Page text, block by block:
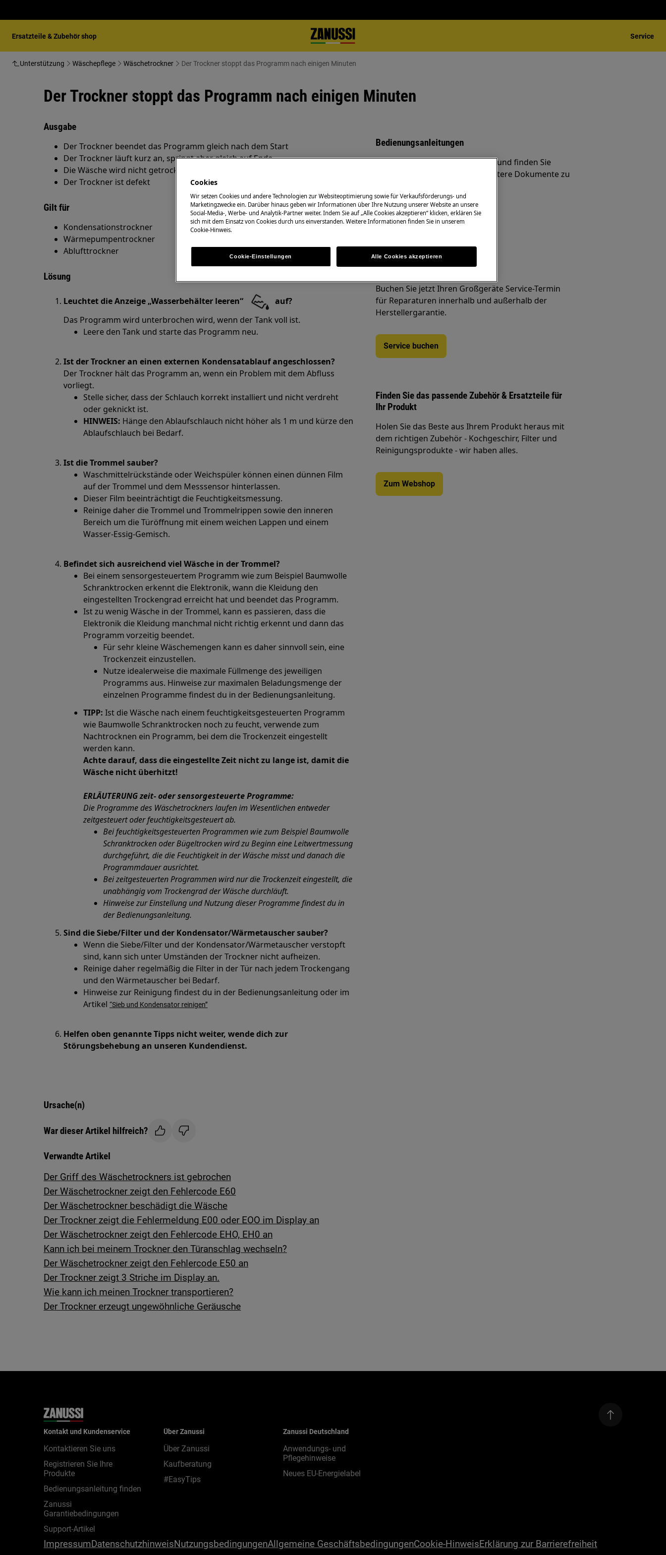
Ersatzteile & Zubehör shop Service
Unterstützung Wäschepflege Wäschetrockner Der Trockner stoppt das Programm nach einigen Minuten
Der Trockner stoppt das Programm nach einigen Minuten
Ausgabe
Der Trockner beendet das Programm gleich nach dem Start
Der Trockner läuft kurz an, springt aber gleich auf Ende
Die Wäsche wird nicht getrocknet
Der Trockner ist defekt
Gilt für
Kondensationstrockner
Wärmepumpentrockner
Ablufttrockner
Lösung
Leuchtet die Anzeige „Wasserbehälter leeren“
auf?
Das Programm wird unterbrochen wird, wenn der Tank voll ist.
Leere den Tank und starte das Programm neu.
Ist der Trockner an einen externen Kondensatablauf angeschlossen?
Der Trockner hält das Programm an, wenn ein Problem mit dem Abfluss
vorliegt.
Stelle sicher, dass der Schlauch korrekt installiert und nicht verdreht
oder geknickt ist.
HINWEIS: Hänge den Ablaufschlauch nicht höher als 1 m und kürze den
Ablaufschlauch bei Bedarf.
Ist die Trommel sauber?
Waschmittelrückstände oder Weichspüler können einen dünnen Film
auf der Trommel und dem Messsensor hinterlassen.
Dieser Film beeinträchtigt die Feuchtigkeitsmessung.
Reinige daher die Trommel und Trommelrippen sowie den inneren
Bereich um die Türöffnung mit einem weichen Lappen und einem
Wasser-Essig-Gemisch.
Befindet sich ausreichend viel Wäsche in der Trommel?
Bei einem sensorgesteuertem Programm wie zum Beispiel Baumwolle
Schranktrocken erkennt die Elektronik, wann die Kleidung den
eingestellten Trockengrad erreicht hat und beendet das Programm.
Ist zu wenig Wäsche in der Trommel, kann es passieren, dass die
Elektronik die Kleidung manchmal nicht richtig erkennt und dann das
Programm vorzeitig beendet.
Für sehr kleine Wäschemengen kann es daher sinnvoll sein, eine
Trockenzeit einzustellen.
Nutze idealerweise die maximale Füllmenge des jeweiligen
Programms aus. Hinweise zur maximalen Beladungsmenge der
einzelnen Programme findest du in der Bedienungsanleitung.
TIPP: Ist die Wäsche nach einem feuchtigkeitsgesteuerten Programm
wie Baumwolle Schranktrocken noch zu feucht, verwende zum
Nachtrocknen ein Programm, bei dem die Trockenzeit eingestellt
werden kann.
Achte darauf, dass die eingestellte Zeit nicht zu lange ist, damit die
Wäsche nicht überhitzt!
ERLÄUTERUNG zeit- oder sensorgesteuerte Programme:
Die Programme des Wäschetrockners laufen im Wesentlichen entweder
zeitgesteuert oder feuchtigkeitsgesteuert ab.
Bei feuchtigkeitsgesteuerten Programmen wie zum Beispiel Baumwolle
Schranktrocken oder Bügeltrocken wird zu Beginn eine Leitwertmessung
durchgeführt, die die Feuchtigkeit in der Wäsche misst und danach die
Programmdauer ausrichtet.
Bei zeitgesteuerten Programmen wird nur die Trockenzeit eingestellt, die
unabhängig vom Trockengrad der Wäsche durchläuft.
Hinweise zur Einstellung und Nutzung dieser Programme findest du in
der Bedienungsanleitung.
Sind die Siebe/Filter und der Kondensator/Wärmetauscher sauber?
Wenn die Siebe/Filter und der Kondensator/Wärmetauscher verstopft
sind, kann sich unter Umständen der Trockner nicht aufheizen.
Reinige daher regelmäßig die Filter in der Tür nach jedem Trockengang
und den Wärmetauscher bei Bedarf.
Hinweise zur Reinigung findest du in der Bedienungsanleitung oder im
Artikel “Sieb und Kondensator reinigen”
Helfen oben genannte Tipps nicht weiter, wende dich zur
Störungsbehebung an unseren Kundendienst.
Ursache(n)
War dieser Artikel hilfreich?
Verwandte Artikel
Der Griff des Wäschetrockners ist gebrochen
Der Wäschetrockner zeigt den Fehlercode E60
Der Wäschetrockner beschädigt die Wäsche
Der Trockner zeigt die Fehlermeldung E00 oder EOO im Display an
Der Wäschetrockner zeigt den Fehlercode EHO, EH0 an
Kann ich bei meinem Trockner den Türanschlag wechseln?
Der Wäschetrockner zeigt den Fehlercode E50 an
Der Trockner zeigt 3 Striche im Display an.
Wie kann ich meinen Trockner transportieren?
Der Trockner erzeugt ungewöhnliche Geräusche
Bedienungsanleitungen
Lösen Sie selbständig Probleme und finden Sie
Bedienungsanleitungen und weitere Dokumente zu
Finde die Anleitung
Service-Termin online buchen
Buchen Sie jetzt Ihren Großgeräte Service-Termin
für Reparaturen innerhalb und außerhalb der
Herstellergarantie.
Service buchen
Finden Sie das passende Zubehör & Ersatzteile für
Ihr Produkt
Holen Sie das Beste aus Ihrem Produkt heraus mit
dem richtigen Zubehör - Kochgeschirr, Filter und
Reinigungsprodukte - wir haben alles.
Zum Webshop
Kontakt und Kundenservice
Kontaktieren Sie uns
Registrieren Sie Ihre
Produkte
Bedienungsanleitung finden
Zanussi
Garantiebedingungen
Support-Artikel
Über Zanussi
Über Zanussi
Kaufberatung
#EasyTips
Zanussi Deutschland
Anwendungs- und
Pflegehinweise
Neues EU-Energielabel
ImpressumDatenschutzhinweisNutzungsbedingungenAllgemeine GeschäftsbedingungenCookie-HinweisErklärung zur Barrierefreiheit
Cookies
Wir setzen Cookies und andere Technologien zur Websiteoptimierung sowie für Verkaufsförderungs- und
Marketingzwecke ein. Darüber hinaus geben wir Informationen über Ihre Nutzung unserer Website an unsere
Social-Media-, Werbe- und Analytik-Partner weiter. Indem Sie auf „Alle Cookies akzeptieren“ klicken, erklären Sie
sich mit dem Einsatz von Cookies durch uns einverstanden. Weitere Informationen finden Sie in unserem
Cookie-Hinweis.
Cookie-Einstellungen Alle Cookies akzeptieren